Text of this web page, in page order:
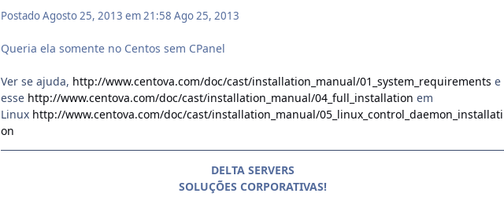
PostadoAgosto 25, 2013 em 21:58 Ago 25, 2013
Queria ela somente no Centos sem CPanel
Ver se ajuda, http://www.centova.com/doc/cast/installation_manual/01_system_requirements e
esse http://www.centova.com/doc/cast/installation_manual/04_full_installation em
Linux http://www.centova.com/doc/cast/installation_manual/05_linux_control_daemon_installati
on
DELTA SERVERS
SOLUÇÕES CORPORATIVAS!